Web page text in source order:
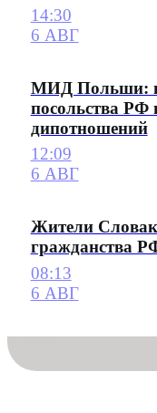
14:30
6 АВГ
МИД Польши:
посольства РФ
дипотношений
12:09
6 АВГ
Жители
гражданства
08:13
6 АВГ